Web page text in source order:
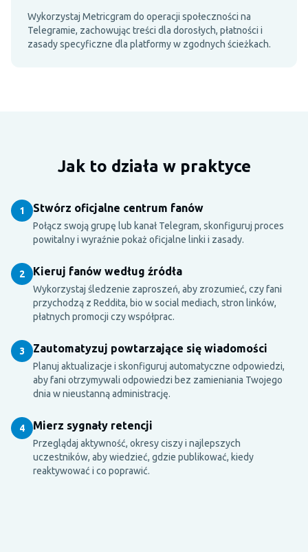
Wykorzystaj Metricgram do operacji społeczności na
Telegramie, zachowując treści dla dorosłych, płatności i
zasady specyficzne dla platformy w zgodnych ścieżkach.
Jak to działa w praktyce
1 Stwórz oficjalne centrum fanów
Połącz swoją grupę lub kanał Telegram, skonfiguruj proces
powitalny i wyraźnie pokaż oficjalne linki i zasady.
2 Kieruj fanów według źródła
Wykorzystaj śledzenie zaproszeń, aby zrozumieć, czy fani
przychodzą z Reddita, bio w social mediach, stron linków,
płatnych promocji czy współprac.
3 Zautomatyzuj powtarzające się wiadomości
Planuj aktualizacje i skonfiguruj automatyczne odpowiedzi,
aby fani otrzymywali odpowiedzi bez zamieniania Twojego
dnia w nieustanną administrację.
4 Mierz sygnały retencji
Przeglądaj aktywność, okresy ciszy i najlepszych
uczestników, aby wiedzieć, gdzie publikować, kiedy
reaktywować i co poprawić.